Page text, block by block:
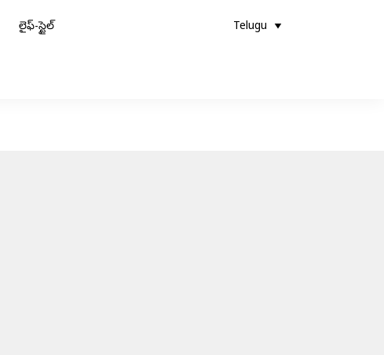
లైఫ్-స్టైల్ Telugu